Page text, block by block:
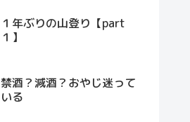
１年ぶりの山登り【part
１】
禁酒？減酒？おやじ迷って
いる